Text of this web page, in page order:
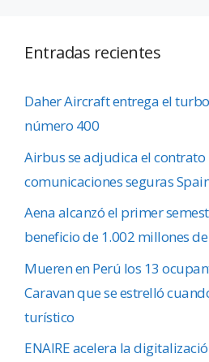
Entradas recientes
Daher Aircraft entrega el
número 400
Airbus se adjudica el
comunicaciones seguras
Aena alcanzó el primer
beneficio de 1.002 millones
Mueren en Perú los 13
Caravan que se estrelló
turístico
ENAIRE acelera la